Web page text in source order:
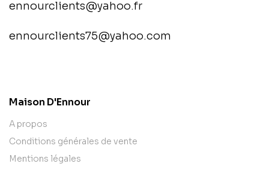
ennourclients@yahoo.fr
ennourclients75@yahoo.com
Maison D'Ennour
A propos
Conditions générales de vente
Mentions légales